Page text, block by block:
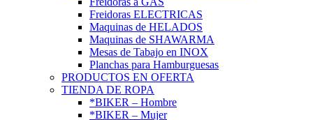
Freidoras ELECTRICAS
Maquinas de HELADOS
Maquinas de SHAWARMA
Mesas de Tabajo en INOX
Planchas para Hamburguesas
PRODUCTOS EN OFERTA
TIENDA DE ROPA
*BIKER – Hombre
*BIKER – Mujer